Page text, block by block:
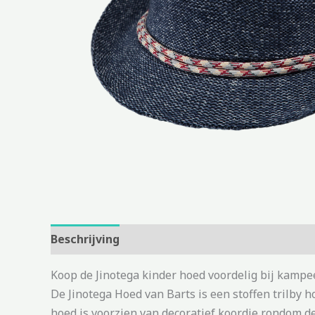
Beschrijving
Koop de Jinotega kinder hoed voordelig bij
De Jinotega Hoed van Barts is een stoffen trilby